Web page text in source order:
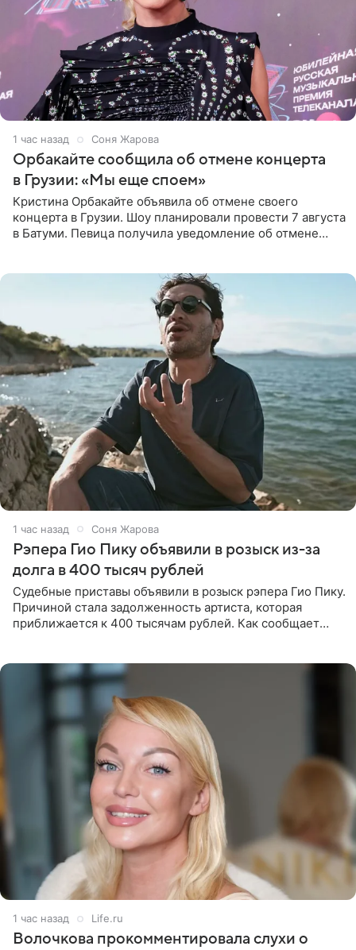
1 час назад Соня Жарова
Орбакайте сообщила об отмене концерта
в Грузии: «Мы еще споем»
Кристина Орбакайте объявила об отмене своего
концерта в Грузии. Шоу планировали провести 7 августа
в Батуми. Певица получила уведомление об отмене
1 час назад Соня Жарова
Рэпера Гио Пику объявили в розыск из-за
долга в 400 тысяч рублей
Судебные приставы объявили в розыск рэпера Гио Пику.
Причиной стала задолженность артиста, которая
приближается к 400 тысячам рублей. Как сообщает
1 час назад Life.ru
Волочкова прокомментировала слухи о